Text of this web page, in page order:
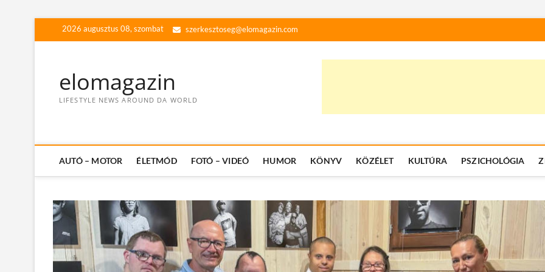
2026 augusztus 08, szombat szerkesztoseg@elomagazin.com
elomagazin
LIFESTYLE NEWS AROUND DA WORLD
AUTÓ – MOTOR ÉLETMÓD FOTÓ – VIDEÓ HUMOR KÖNYV KÖZÉLET KULTÚRA PSZICHOLÓGIA